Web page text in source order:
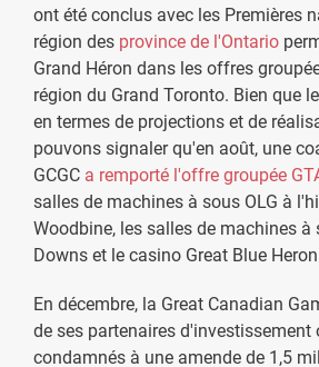
ont été conclus avec les Premières
région des province de l'Ontario
Grand Héron dans les offres
région du Grand Toronto. Bien que
en termes de projections et de
pouvons signaler qu'en août, une
GCGC a remporté l'offre groupée
salles de machines à sous OLG à
Woodbine, les salles de machines à
Downs et le casino Great Blue
En décembre, la Great Canadian
de ses partenaires d'investissement
condamnés à une amende de 1,5